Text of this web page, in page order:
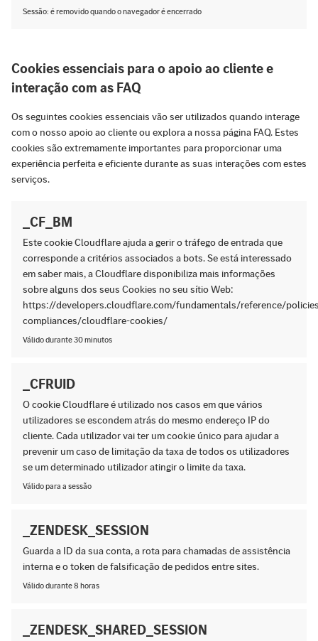
Sessão: é removido quando o navegador é encerrado
Cookies essenciais para o apoio ao cliente e
interação com as FAQ
Os seguintes cookies essenciais vão ser utilizados quando interage
com o nosso apoio ao cliente ou explora a nossa página FAQ. Estes
cookies são extremamente importantes para proporcionar uma
experiência perfeita e eficiente durante as suas interações com estes
serviços.
_CF_BM
Este cookie Cloudflare ajuda a gerir o tráfego de entrada que
corresponde a critérios associados a bots. Se está interessado
em saber mais, a Cloudflare disponibiliza mais informações
sobre alguns dos seus Cookies no seu sítio Web:
https://developers.cloudflare.com/fundamentals/reference/
compliances/cloudflare-cookies/
Válido durante 30 minutos
_CFRUID
O cookie Cloudflare é utilizado nos casos em que vários
utilizadores se escondem atrás do mesmo endereço IP do
cliente. Cada utilizador vai ter um cookie único para ajudar a
prevenir um caso de limitação da taxa de todos os utilizadores
se um determinado utilizador atingir o limite da taxa.
Válido para a sessão
_ZENDESK_SESSION
Guarda a ID da sua conta, a rota para chamadas de assistência
interna e o token de falsificação de pedidos entre sites.
Válido durante 8 horas
_ZENDESK_SHARED_SESSION